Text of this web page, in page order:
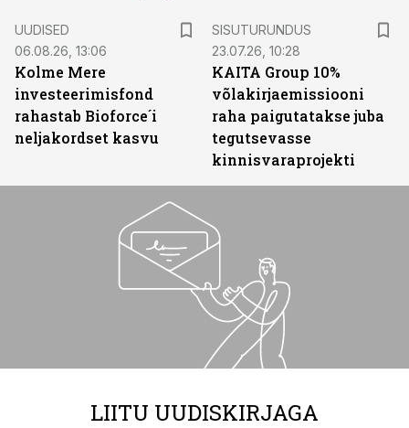
UUDISED
06.08.26, 13:06
Kolme Mere
investeerimisfond
rahastab Bioforce´i
neljakordset kasvu
SISUTURUNDUS
23.07.26, 10:28
KAITA Group 10%
võlakirjaemissiooni
raha paigutatakse juba
tegutsevasse
kinnisvaraprojekti
LIITU UUDISKIRJAGA